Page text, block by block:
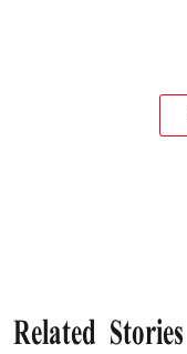
Related Stories